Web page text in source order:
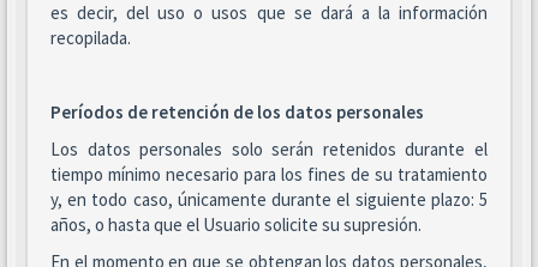
es decir, del uso o usos que se dará a la información
recopilada.
Períodos de retención de los datos personales
Los datos personales solo serán retenidos durante el
tiempo mínimo necesario para los fines de su tratamiento
y, en todo caso, únicamente durante el siguiente plazo: 5
años, o hasta que el Usuario solicite su supresión.
En el momento en que se obtengan los datos personales,